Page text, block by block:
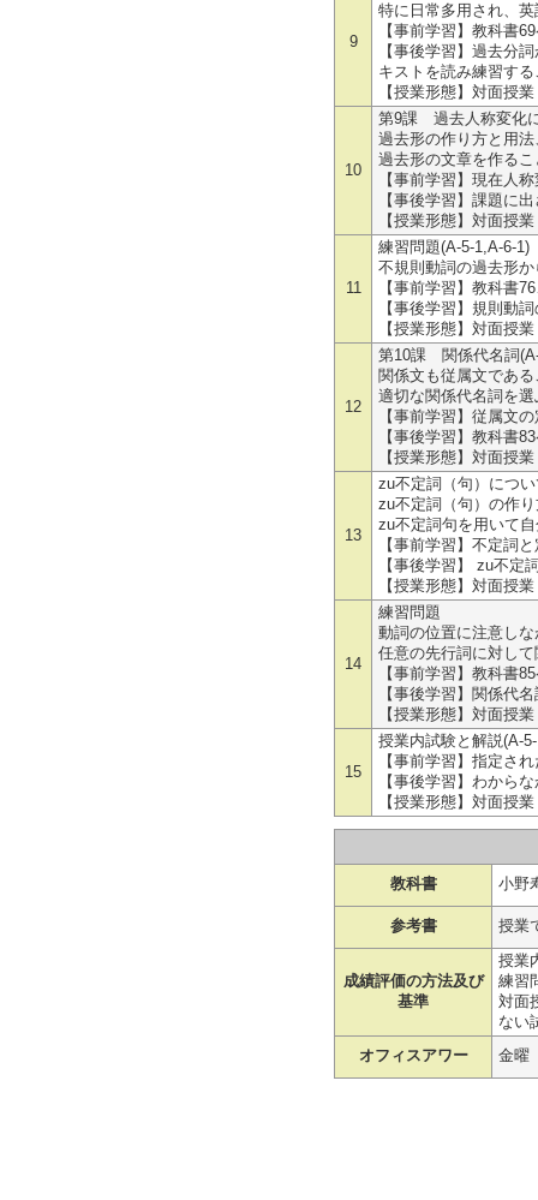
9
特に日常多用され、
【事前学習】教科書
【事後学習】過去分
キストを読み練習す
【授業形態】対面授業
10
第9課 過去人称変化
過去形の作り方と用
過去形の文章を作る
【事前学習】現在人
【事後学習】課題に
【授業形態】対面授業
11
練習問題(A-5-1,A-6-1)
不規則動詞の過去形
【事前学習】教科書
【事後学習】規則動
【授業形態】対面授業
12
第10課 関係代名詞
関係文も従属文であ
適切な関係代名詞を
【事前学習】従属文
【事後学習】教科書
【授業形態】対面授業
13
zu不定詞（句）につ
zu不定詞（句）の作
zu不定詞句を用いて
【事前学習】不定詞
【事後学習】 zu不定
【授業形態】対面授業
14
練習問題
動詞の位置に注意し
任意の先行詞に対し
【事前学習】教科書
【事後学習】関係代
【授業形態】対面授業
15
授業内試験と解説(A-
【事前学習】指定さ
【事後学習】わから
【授業形態】対面授業
教科書 小野
参考書 授業
成績評価の方法及び
基準
授業
練習
対面
ない
オフィスアワー
金曜